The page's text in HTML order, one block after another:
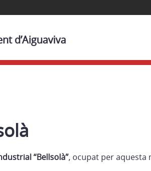
d’Aiguaviva
“Bellsolà”, ocupat per aquesta